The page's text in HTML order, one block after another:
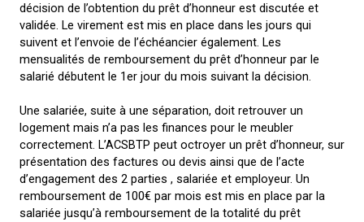
décision de l’obtention du prêt d’honneur est discutée et
validée. Le virement est mis en place dans les jours qui
suivent et l’envoie de l’échéancier également. Les
mensualités de remboursement du prêt d’honneur par le
salarié débutent le 1er jour du mois suivant la décision.
Une salariée, suite à une séparation, doit retrouver un
logement mais n’a pas les finances pour le meubler
correctement. L’ACSBTP peut octroyer un prêt d’honneur, sur
présentation des factures ou devis ainsi que de l’acte
d’engagement des 2 parties , salariée et employeur. Un
remboursement de 100€ par mois est mis en place par la
salariée jusqu’à remboursement de la totalité du prêt